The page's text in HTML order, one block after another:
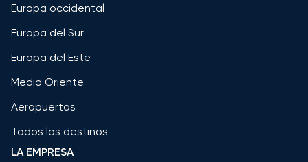
Europa occidental
Europa del Sur
Europa del Este
Medio Oriente
Aeropuertos
Todos los destinos
LA EMPRESA